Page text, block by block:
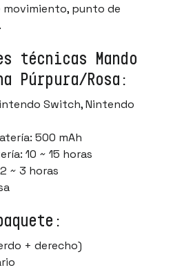
movimiento, punto de
técnicas Mando
Púrpura/Rosa:
Switch, Nintendo
500 mAh
10 ~ 15 horas
~ 3 horas
+ derecho)